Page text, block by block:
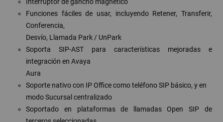
Funciones fáciles de usar, incluyendo Retener, Transferir,
Conferencia,
Desvío, Llamada Park / UnPark
Soporta SIP-AST para características mejoradas e
integración en Avaya
Aura
Soporte nativo con IP Office como teléfono SIP básico, y en
modo Sucursal centralizado
Soportado en plataformas de llamadas Open SIP de